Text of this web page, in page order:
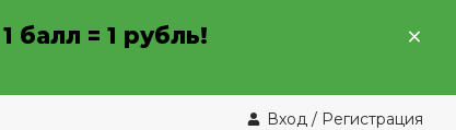
1 балл = 1 рубль!
Вход / Регистрация